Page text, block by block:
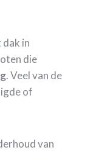
dak in
die
. Veel van de
of
van